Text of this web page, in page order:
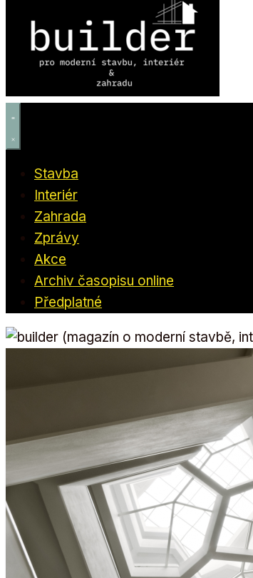
Stavba
Interiér
Zahrada
Zprávy
Akce
Archiv časopisu online
Předplatné